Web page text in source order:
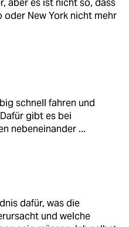
aber es ist nicht so, dass
oder New York nicht mehr
schnell fahren und
gibt es bei
nebeneinander ...
dafür, was die
und welche